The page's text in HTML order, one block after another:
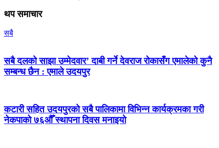
थप समाचार
सबै
सबै दलको साझा उम्मेदवार’ दाबी गर्ने देवराज रोकासँग एमालेको कुनै
सम्बन्ध छैन : एमाले उदयपुर
कटारी सहित उदयपुरको सबै पालिकामा विभिन्न कार्यक्रमका गरी
नेकपाको ७६औँ स्थापना दिवस मनाइयो